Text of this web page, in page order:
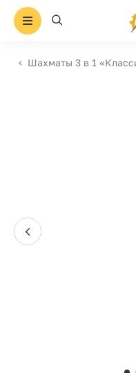
Шахматы 3 в 1